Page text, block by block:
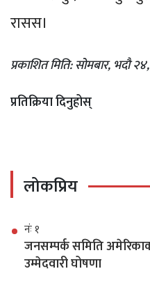
रासस।
प्रकाशित मिति: सोमबार, भदौ
प्रतिक्रिया दिनुहोस्
लोकप्रिय
नंः १
जनसम्पर्क समिति
उम्मेदवारी घोषणा